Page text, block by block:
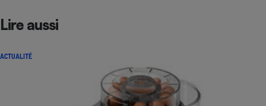
Lire aussi
ACTUALITÉ